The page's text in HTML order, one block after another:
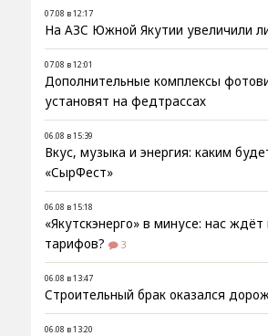
07.08 в 12:17
На АЗС Южной Якутии увеличили
07.08 в 12:01
Дополнительные комплексы
установят на федтрассах
06.08 в 15:39
Вкус, музыка и энергия: каким
«СырФест»
06.08 в 15:18
«Якутскэнерго» в минусе: нас
тарифов?
3
06.08 в 13:47
Строительный брак оказался
06.08 в 13:20